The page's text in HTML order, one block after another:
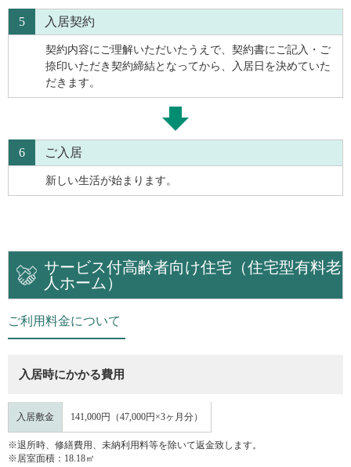
5 入居契約
契約内容にご理解いただいたうえで、契約書にご記入・ご
捺印いただき契約締結となってから、入居日を決めていた
だきます。
6 ご入居
新しい生活が始まります。
サービス付高齢者向け住宅（住宅型有料老
人ホーム）
ご利用料金について
入居時にかかる費用
入居敷金 141,000円（47,000円×3ヶ月分）
※退所時、修繕費用、未納利用料等を除いて返金致します。
※居室面積：18.18㎡